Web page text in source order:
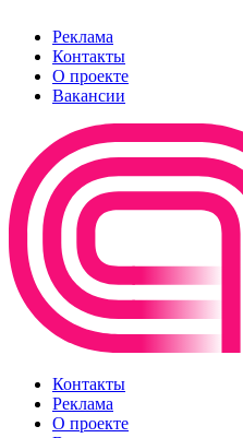
Реклама
Контакты
О проекте
Вакансии
Контакты
Реклама
О проекте